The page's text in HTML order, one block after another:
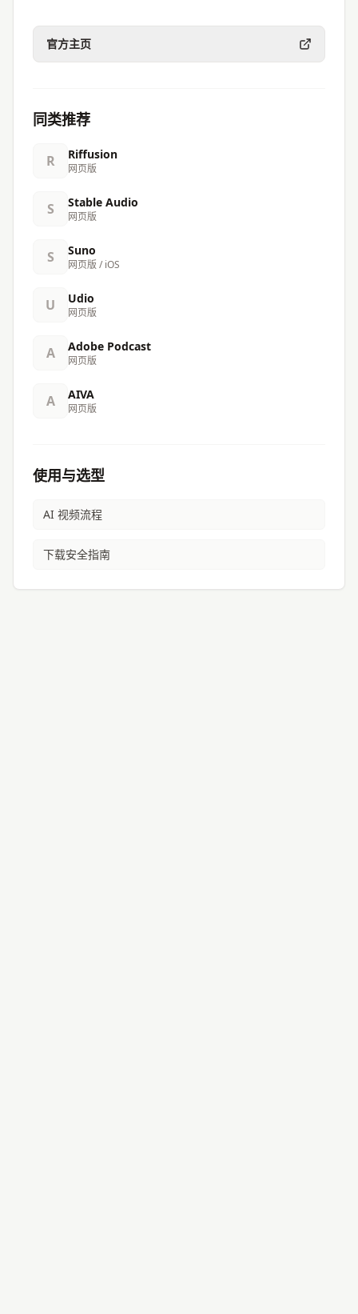
官方主页
同类推荐
R Riffusion
网页版
S Stable Audio
网页版
S Suno
网页版 / iOS
U Udio
网页版
A Adobe Podcast
网页版
A AIVA
网页版
使用与选型
AI 视频流程
下载安全指南